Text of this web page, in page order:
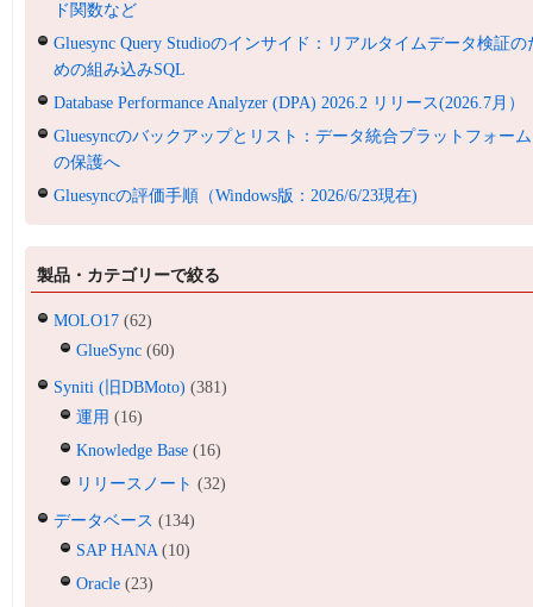
ド関数など
Gluesync Query Studioのインサイド：リアルタイムデータ検証の
めの組み込みSQL
Database Performance Analyzer (DPA) 2026.2 リリース(2026.7月）
Gluesyncのバックアップとリスト：データ統合プラットフォーム
の保護へ
Gluesyncの評価手順（Windows版：2026/6/23現在)
製品・カテゴリーで絞る
MOLO17 (62)
GlueSync (60)
Syniti (旧DBMoto) (381)
運用 (16)
Knowledge Base (16)
リリースノート (32)
データベース (134)
SAP HANA(10)
Oracle (23)